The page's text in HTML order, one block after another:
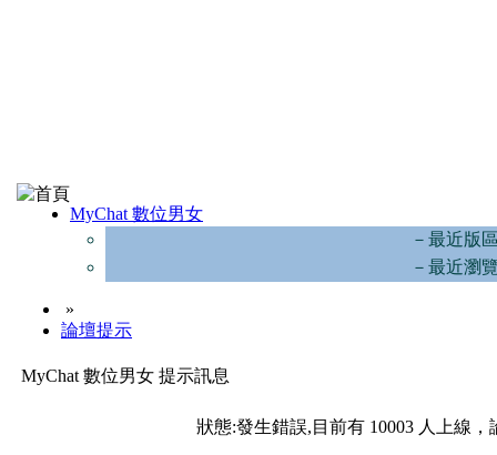
MyChat 數位男女
－最近版
－最近瀏
»
論壇提示
MyChat 數位男女 提示訊息
狀態:發生錯誤,目前有 10003 人上線